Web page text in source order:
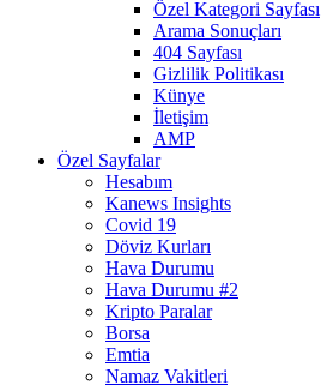
Özel Kategori Sayfası
Arama Sonuçları
404 Sayfası
Gizlilik Politikası
Künye
İletişim
AMP
Özel Sayfalar
Hesabım
Kanews Insights
Covid 19
Döviz Kurları
Hava Durumu
Hava Durumu #2
Kripto Paralar
Borsa
Emtia
Namaz Vakitleri